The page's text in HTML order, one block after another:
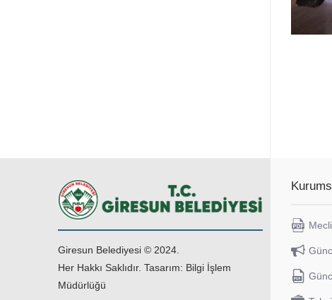
Giresun Belediyesi © 2024.
Her Hakkı Saklıdır. Tasarım: Bilgi İşlem
Müdürlüğü